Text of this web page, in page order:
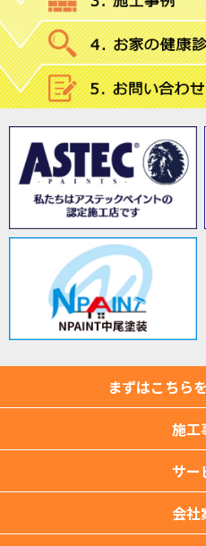
まずはこちら
施工
サー
会社